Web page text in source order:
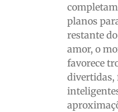
planos
restante
amor, o
favorece
divertidas,